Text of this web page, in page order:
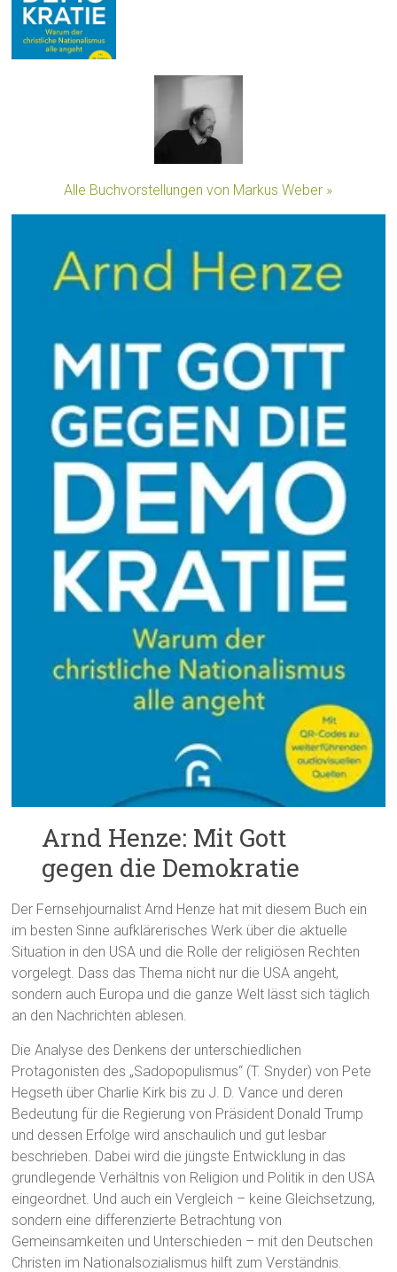
Alle Buchvorstellungen von Markus Weber »
Arnd Henze: Mit Gott
gegen die Demokratie
Der Fernsehjournalist Arnd Henze hat mit diesem Buch ein
im besten Sinne aufklärerisches Werk über die aktuelle
Situation in den USA und die Rolle der religiösen Rechten
vorgelegt. Dass das Thema nicht nur die USA angeht,
sondern auch Europa und die ganze Welt lässt sich täglich
an den Nachrichten ablesen.
Die Analyse des Denkens der unterschiedlichen
Protagonisten des „Sadopopulismus“ (T. Snyder) von Pete
Hegseth über Charlie Kirk bis zu J. D. Vance und deren
Bedeutung für die Regierung von Präsident Donald Trump
und dessen Erfolge wird anschaulich und gut lesbar
beschrieben. Dabei wird die jüngste Entwicklung in das
grundlegende Verhältnis von Religion und Politik in den USA
eingeordnet. Und auch ein Vergleich – keine Gleichsetzung,
sondern eine differenzierte Betrachtung von
Gemeinsamkeiten und Unterschieden – mit den Deutschen
Christen im Nationalsozialismus hilft zum Verständnis.